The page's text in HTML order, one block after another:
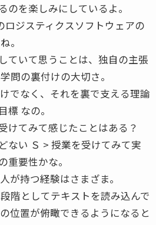
のを楽しみにしているよ。
ジスティクスソフトウェアの
。
ていて思うことは、独自の主張
問の裏付けの大切さ。
でなく、それを裏で支える理論
標 なの。
けてみて感じたことはある？
ない Ｓ > 授業を受けてみて実
重要性かな。
が持つ経験はさまざま。
階としてテキストを読み込んで
位置が俯瞰できるようになると